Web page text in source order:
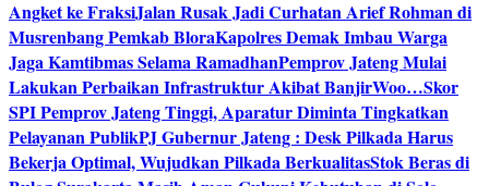
Angket ke FraksiJalan Rusak Jadi Curhatan Arief Rohman di
Musrenbang Pemkab BloraKapolres Demak Imbau Warga
Jaga Kamtibmas Selama RamadhanPemprov Jateng Mulai
Lakukan Perbaikan Infrastruktur Akibat BanjirWoo…Skor
SPI Pemprov Jateng Tinggi, Aparatur Diminta Tingkatkan
Pelayanan PublikPJ Gubernur Jateng : Desk Pilkada Harus
Bekerja Optimal, Wujudkan Pilkada BerkualitasStok Beras di